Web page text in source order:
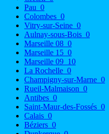
Pau 0
Colombes 0
Vitry-sur-Seine 0
Aulnay-sous-Bois 0
Marseille 08 0
Marseille 15 0
Marseille 09 10
La Rochelle 0
Champigny-sur-Marne 0
Rueil-Malmaison 0
Antibes 0
Saint-Maur-des-Fossés 0
Calais 0
Béziers 0